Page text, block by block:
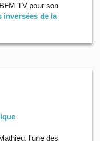
TV pour son
inversées de la
l'une des